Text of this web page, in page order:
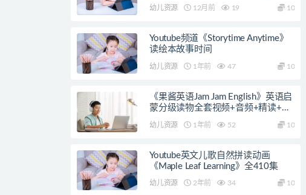
幼儿资源 12月前 19 10
Youtube频道《Storytime Anytime》
读绘本故事时间
幼儿资源 1年前 47 10
《果酱英语Jam Jam English》英语启
蒙分级读物全套视频+音频+精读+教
案
幼儿资源 1年前 52 10
Youtube英文儿歌自然拼读动画
《Maple Leaf Learning》全410集
幼儿资源 2年前 34 10